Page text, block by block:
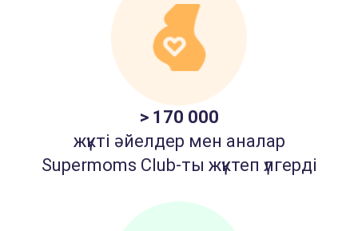
> 170 000
жүкті әйелдер мен аналар
Supermoms Club-ты жүктеп үлгерді